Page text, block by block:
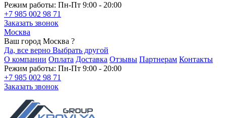
Режим работы: Пн-Пт 9:00 - 20:00
+7 985 002 98 71
Заказать звонок
Москва
Ваш город Москва ?
Да, все верно Выбрать другой
О компании Оплата Доставка Отзывы Партнерам Контакты
Режим работы: Пн-Пт 9:00 - 20:00
+7 985 002 98 71
Заказать звонок